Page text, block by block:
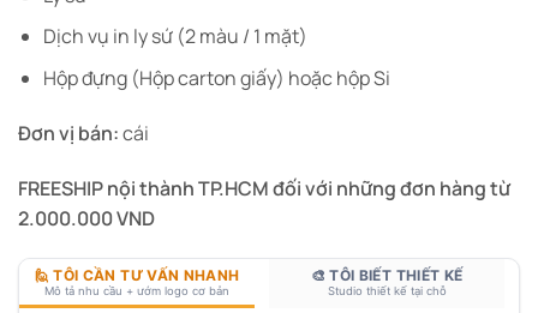
Dịch vụ in ly sứ (2 màu / 1 mặt)
Hộp đựng (Hộp carton giấy) hoặc hộp Si
Đơnvị bán:cái
FREESHIPnộithànhTP.HCMđốivới nhữngđơn hàngtừ
2.000.000VND
🙋 TÔI CẦN TƯ VẤN NHANH
Mô tả nhu cầu + ướm logo cơ bản
🎨 TÔI BIẾT THIẾT KẾ
Studio thiết kế tại chỗ